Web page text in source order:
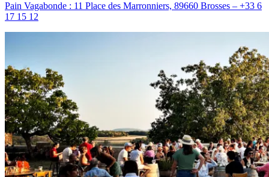
Pain Vagabonde : 11 Place des Marronniers, 89660 Brosses – +33 6
17 15 12